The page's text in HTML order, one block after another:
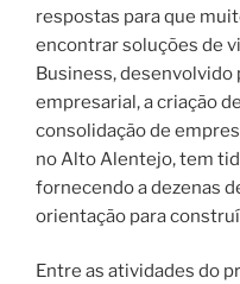
respostas para que
encontrar soluções de
Business,
empresarial, a criação
consolidação de
no Alto Alentejo, tem
fornecendo a dezenas
orientação para
Entre as atividades do